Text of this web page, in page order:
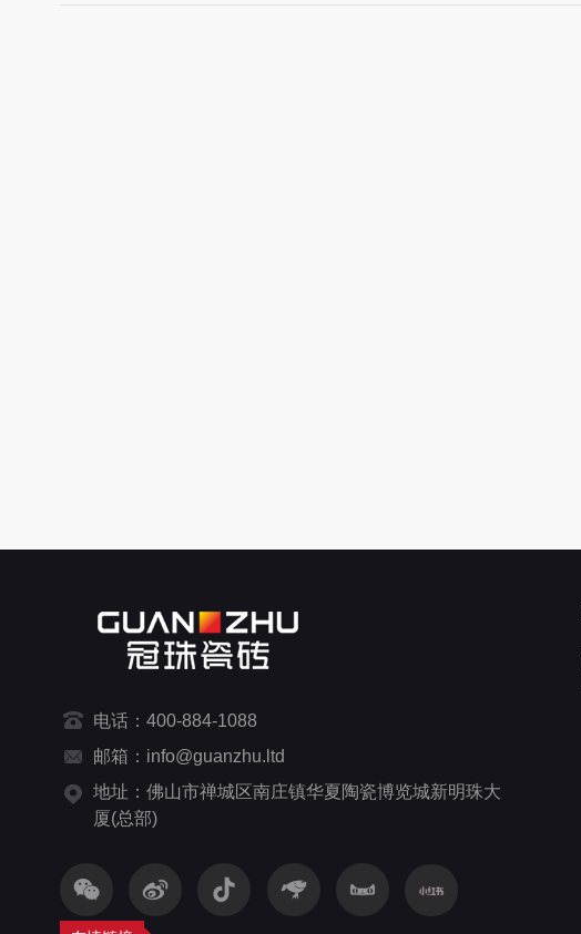
电话：400-884-1088
邮箱：info@guanzhu.ltd
地址：佛山市禅城区南庄镇华夏陶瓷博览城新明珠大
厦(总部)